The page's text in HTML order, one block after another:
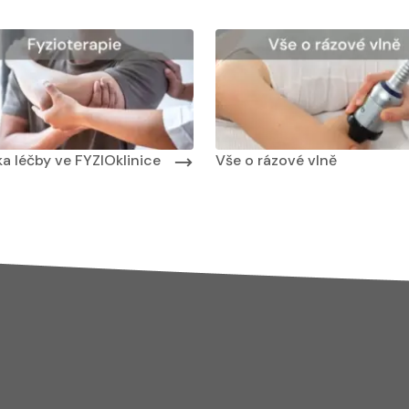
masáží Nabídka masáží
léčby ve FYZIOklinice
Nabídka léčby ve FYZIOklinice
Vše o rázové vlně